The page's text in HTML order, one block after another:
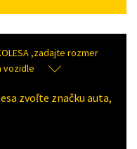
,zadajte rozmer
vozidle
zvoľte značku auta,